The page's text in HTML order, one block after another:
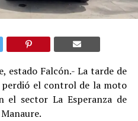
estado Falcón.- La tarde de
perdió el control de la moto
el sector La Esperanza de